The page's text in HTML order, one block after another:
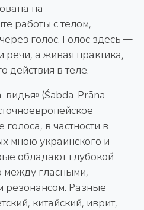
на
работы с телом,
голос. Голос здесь —
речи, а живая практика,
действия в теле.
(Śabda-Prāṇa
в частности в
мною украинского и
обладают глубокой
между гласными,
резонансом. Разные
китайский, иврит,